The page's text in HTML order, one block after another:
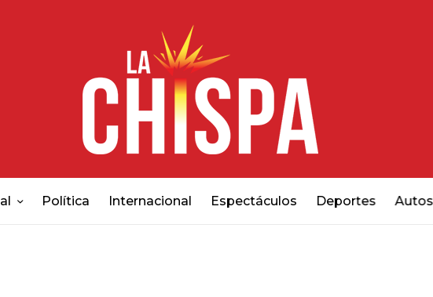
Política Internacional Espectáculos Deportes